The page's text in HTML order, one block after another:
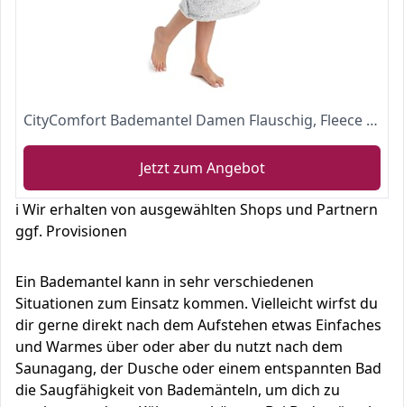
CityComfort Bademantel Damen Flauschig, Fleece Morgenmantel Damen Dressing Gown Women (Zweifarbiges Grau, M)
Jetzt zum Angebot
ℹ️ Wir erhalten von ausgewählten Shops und Partnern
ggf. Provisionen
Ein Bademantel kann in sehr verschiedenen
Situationen zum Einsatz kommen. Vielleicht wirfst du
dir gerne direkt nach dem Aufstehen etwas Einfaches
und Warmes über oder aber du nutzt nach dem
Saunagang, der Dusche oder einem entspannten Bad
die Saugfähigkeit von Bademänteln, um dich zu